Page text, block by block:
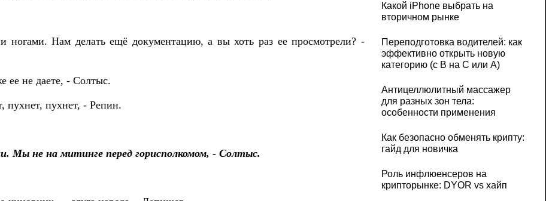
ногами. Нам делать ещё документацию, а вы хоть раз ее просмотрели? -
ее не даете, - Солтыс.
пухнет, пухнет, - Репин.
Мы не на митинге перед горисполкомом, - Солтыс.
Какой iPhone выбрать на
вторичном рынке
Переподготовка водителей: как
эффективно открыть новую
категорию (с B на C или А)
Антицеллюлитный массажер
для разных зон тела:
особенности применения
Как безопасно обменять крипту:
гайд для новичка
Роль инфлюенсеров на
крипторынке: DYOR vs хайп